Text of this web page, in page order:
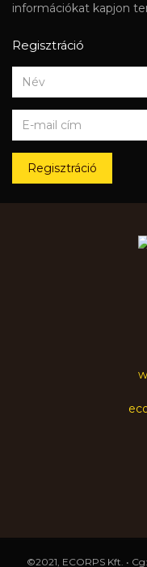
információkat kapjon
Regisztráció
Regisztráció
©2021, ECORPS Kft. •